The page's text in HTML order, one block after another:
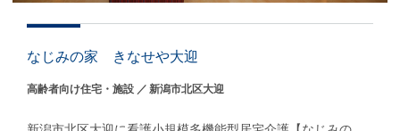
なじみの家 きなせや大迎
高齢者向け住宅・施設 新潟市北区大迎